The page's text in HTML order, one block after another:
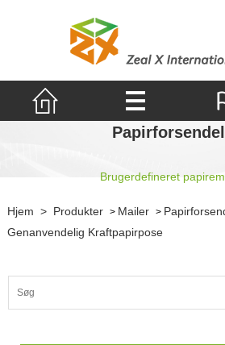
Brugerdefineret
Hjem > Produkter > Mailer >
Genanvendelig Kraftpapirpose